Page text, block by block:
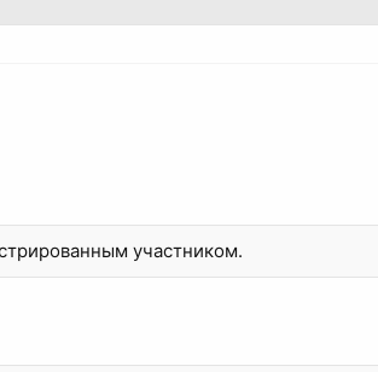
участником.